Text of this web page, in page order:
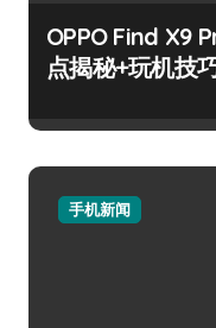
OPPO Find X9
点揭秘+玩机技
手机新闻